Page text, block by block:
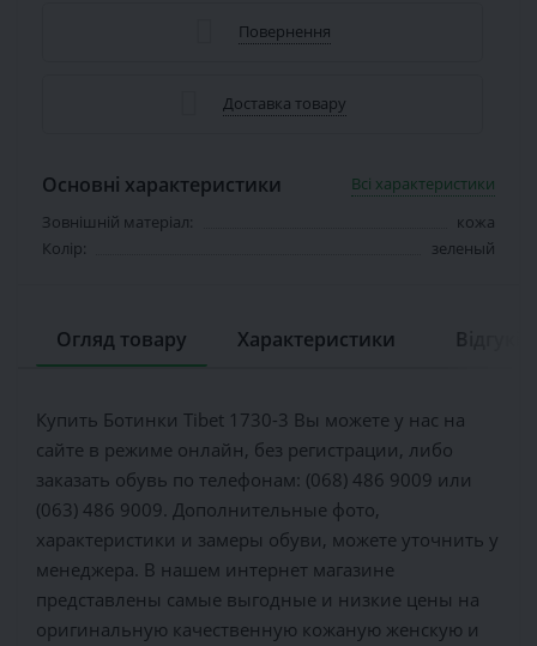
Повернення
Доставка товару
Основні характеристики
Всі характеристики
Зовнішній матеріал:
кожа
Колір:
зеленый
Огляд товару Характеристики
Купить Ботинки Tibet 1730-3 Вы можете у нас на
сайте в режиме онлайн, без регистрации, либо
заказать обувь по телефонам: (068) 486 9009 или
(063) 486 9009. Дополнительные фото,
характеристики и замеры обуви, можете уточнить у
менеджера. В нашем интернет магазине
представлены самые выгодные и низкие цены на
оригинальную качественную кожаную женскую и